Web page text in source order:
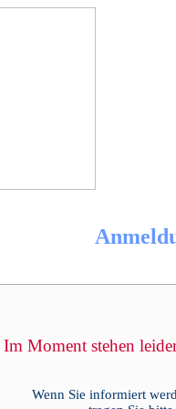
Im Moment stehen
Wenn Sie informiert